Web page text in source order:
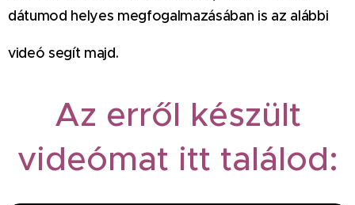
dátumod helyes megfogalmazásában is az alábbi
videó segít majd.
Az erről készült
videómat itt találod: